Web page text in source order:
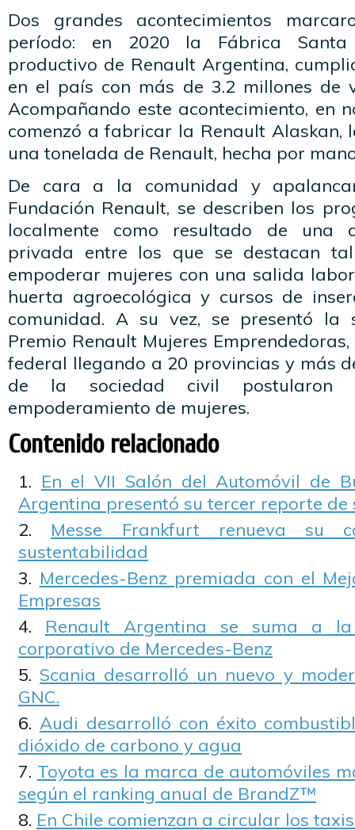
Dos grandes acontecimientos
período: en 2020 la Fábrica
productivo de Renault Argentina,
en el país con más de 3.2 millones de
Acompañando este acontecimiento, en
comenzó a fabricar la Renault Alaskan,
una tonelada de Renault, hecha por
De cara a la comunidad y
Fundación Renault, se describen los
localmente como resultado de una
privada entre los que se destacan
empoderar mujeres con una salida
huerta agroecológica y cursos de
comunidad. A su vez, se presentó la
Premio Renault Mujeres
federal llegando a 20 provincias y más
de la sociedad civil postularon
empoderamiento de mujeres.
Contenido relacionado
En el VII Salón del Automóvil de
Argentina presentó su tercer reporte
Messe Frankfurt renueva su
sustentabilidad
Mercedes-Benz premiada con el
Empresas
Renault Argentina se suma a
corporativo de Mercedes-Benz
Scania desarrolló un nuevo y
GNC.
Audi desarrolló con éxito
dióxido de carbono y agua
Toyota es la marca de automóviles
según el ranking anual de BrandZ™
En Chile comienzan a circular los